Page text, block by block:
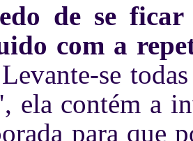
de se
com a
Levante-se
ela contém a
para que